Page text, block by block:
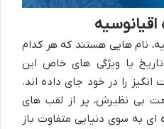
نام هایی هستند که هر کدام
تاریخ یا ویژگی های خاص این
را در خود جای داده اند.
بی نظیرش، پر از لقب های
به سوی دنیایی متفاوت باز